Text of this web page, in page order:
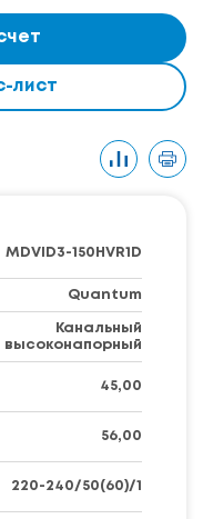
лист
MDVID3-150HVR1D
Quantum
Канальный
высоконапорный
45,00
56,00
220-240/50(60)/1